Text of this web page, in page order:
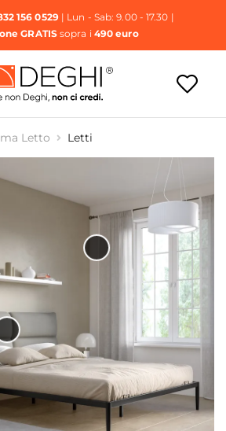
156 0529| Lun - Sab: 9.00 - 17.30 |
GRATISsopra i 490 euro
Letto Letti